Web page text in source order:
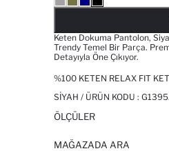
Keten Dokuma Pantolon,
Trendy Temel Bir Parça.
Detayıyla Öne Çıkıyor.
%100 KETEN RELAX FIT
SIYAH / ÜRÜN KODU :
ÖLÇÜLER
MAĞAZADA ARA